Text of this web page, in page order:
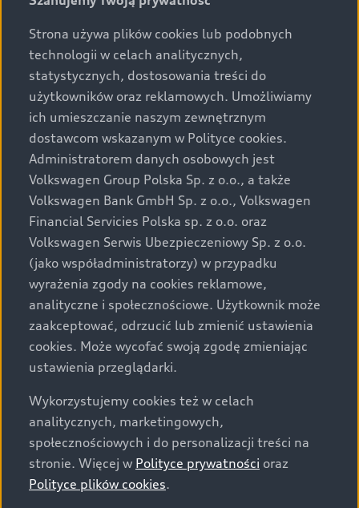
rozumieniu art. 5561§2 Kodeksu cywilnego oraz art.
Podane kwoty są rekomendowane i obejmują podatek
VAT (23%), chyba że inaczej zaznaczono.
Audi zastrzega sobie możliwość wprowadzenia zmian w
prezentowanych wersjach. Przedstawione detale
wyposażenia mogą różnić się od specyfikacji
przewidzianej na rynek polski. Zamieszczone zdjęcia
mogą przedstawiać wyposażenie opcjonalne, dostępne
za dopłatą. Wiążące ustalenie ceny, wyposażenia i
specyfikacji pojazdu następują w umowie sprzedaży, a
określenie parametrów technicznych zawiera
świadectwo homologacji typu pojazdu. Zastrzegamy
sobie prawo do zmian i pomyłek. Wszelkie informacje
prezentowane na stronie są aktualne na dzień ich
zamieszczania. W celu uzyskania najnowszych
informacji prosimy kontaktować się z Partnerem Marki
Audi.
Wszystkie produkowane obecnie samochody marki Audi
są wykonywane z materiałów spełniających pod
względem możliwości odzysku i recyklingu wymagania
określone w normie ISO 22628 i są zgodne z
europejskimi świadectwami homologacji wydanymi wg
Strona używa plików cookies lub podobnych
technologii w celach analitycznych,
statystycznych, dostosowania treści do
użytkowników oraz reklamowych. Umożliwiamy
ich umieszczanie naszym zewnętrznym
dostawcom wskazanym w Polityce cookies.
Administratorem danych osobowych jest
Volkswagen Group Polska Sp. z o.o., a także
Volkswagen Bank GmbH Sp. z o.o., Volkswagen
Financial Servicies Polska sp. z o.o. oraz
Volkswagen Serwis Ubezpieczeniowy Sp. z o.o.
(jako współadministratorzy) w przypadku
wyrażenia zgody na cookies reklamowe,
analityczne i społecznościowe. Użytkownik może
zaakceptować, odrzucić lub zmienić ustawienia
cookies. Może wycofać swoją zgodę zmieniając
ustawienia przeglądarki.
Wykorzystujemy cookies też w celach
analitycznych, marketingowych,
społecznościowych i do personalizacji treści na
stronie. Więcej w Polityce prywatności oraz
Polityce plików cookies.